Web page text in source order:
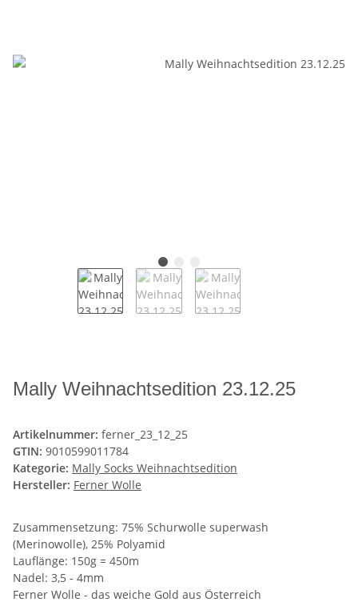
Mally Weihnachtsedition 23.12.25
Artikelnummer: ferner_23_12_25
GTIN: 9010599011784
Kategorie: Mally Socks Weihnachtsedition
Hersteller: Ferner Wolle
Zusammensetzung: 75% Schurwolle superwash
(Merinowolle), 25% Polyamid
Lauflänge: 150g = 450m
Nadel: 3,5 - 4mm
Ferner Wolle - das weiche Gold aus Österreich